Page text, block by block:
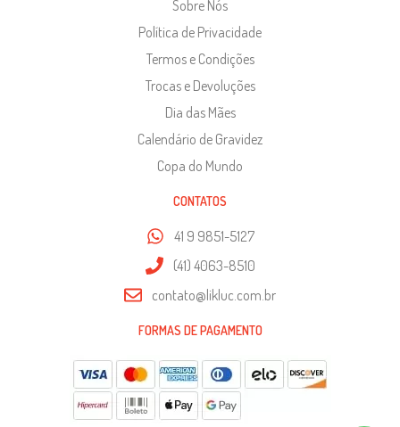
Sobre Nós
Política de Privacidade
Termos e Condições
Trocas e Devoluções
Dia das Mães
Calendário de Gravidez
Copa do Mundo
CONTATOS
41 9 9851-5127
(41) 4063-8510
contato@likluc.com.br
FORMAS DE PAGAMENTO